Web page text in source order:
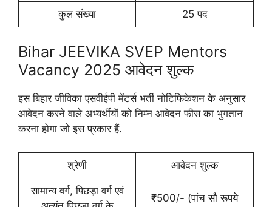
कुल संख्या 25 पद
Bihar JEEVIKA SVEP Mentors
Vacancy 2025 आवेदन शुल्क
इस बिहार जीविका एसवीईपी मेंटर्स भर्ती नोटिफिकेशन के अनुसार
आवेदन करने वाले अभ्यर्थीयों को निम्न आवेदन फीस का भुगतान
करना होगा जो इस प्रकार हैं.
श्रेणी आवेदन शुल्क
सामान्य वर्ग, पिछड़ा वर्ग एवं
₹500/- (पांच सौ रूपये